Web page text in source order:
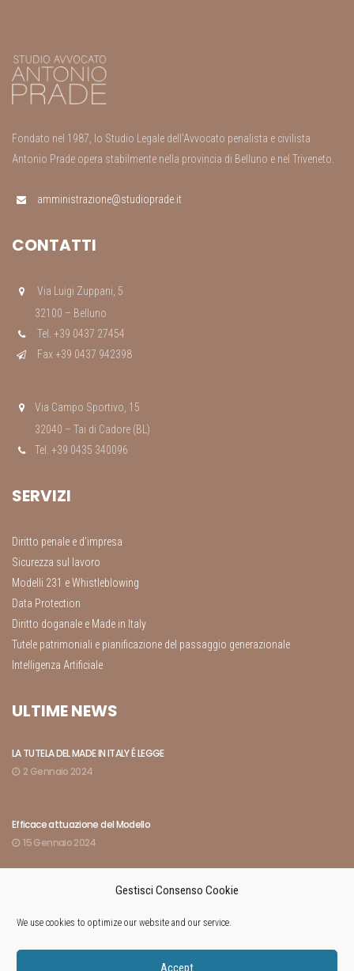
Gestisci Consenso Cookie
We use cookies to optimize our website and our service.
Accept
Fondato nel 1987, lo Studio Legale dell’Avvocato penalista e civilista
Antonio Prade opera stabilmente nella provincia di Belluno e nel Triveneto.
amministrazione@studioprade.it
CONTATTI
Via Luigi Zuppani, 5
32100 – Belluno
Tel. +39 0437 27454
Fax +39 0437 942398
Via Campo Sportivo, 15
32040 – Tai di Cadore (BL)
Tel. +39 0435 340096
SERVIZI
Diritto penale e d’impresa
Sicurezza sul lavoro
Modelli 231 e Whistleblowing
Data Protection
Diritto doganale e Made in Italy
Tutele patrimoniali e pianificazione del passaggio generazionale
Intelligenza Artificiale
ULTIME NEWS
LA TUTELA DEL MADE IN ITALY É LEGGE
2 Gennaio 2024
Efficace attuazione del Modello
15 Gennaio 2024
Indici rivelatori dell’amministrazione di fatto